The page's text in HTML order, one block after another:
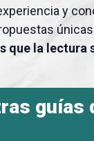
y
que la